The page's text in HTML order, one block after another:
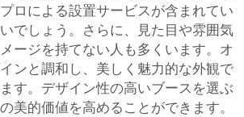
ロによる設置サービスが含まれてい
でしょう。さらに、見た目や雰囲気
ージを持てない人も多くいます。オ
ンと調和し、美しく魅力的な外観で
す。デザイン性の高いブースを選ぶ
美的価値を高めることができます。